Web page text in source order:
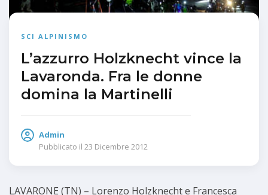
SCI ALPINISMO
L’azzurro Holzknecht vince la
Lavaronda. Fra le donne
domina la Martinelli
Admin
Pubblicato il 23 Dicembre 2012
LAVARONE (TN) – Lorenzo Holzknecht e Francesca